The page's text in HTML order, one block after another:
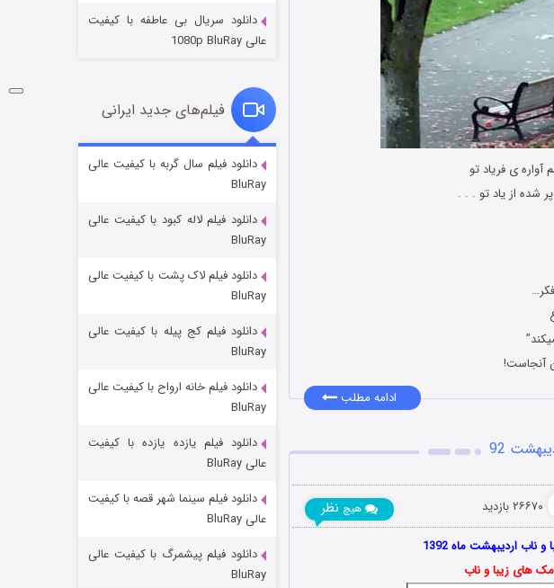
ی فریاد تو
شده از یاد تو . . .
آنجاست!
ادامه مطلب
۲۶۶۷۰ بازدید هیچ نظر
اردیبهشت ماه 1392
های زیبا و ناب
شوگر فصل ۲
قسمت
خاندان اژدها فصل ۳
دانلود سریال بی عاطفه با کیفیت
عالی 1080p BluRay
فیلم‌های جدید ایرانی
دانلود فیلم سال گربه با کیفیت عالی
BluRay
دانلود فیلم لاله کبود با کیفیت عالی
BluRay
دانلود فیلم لاک پشت با کیفیت عالی
BluRay
دانلود فیلم کج‌ پیله با کیفیت عالی
BluRay
دانلود فیلم خانه ارواح با کیفیت عالی
BluRay
دانلود فیلم یازده یازده با کیفیت
عالی BluRay
دانلود فیلم سینما شهر قصه با کیفیت
عالی BluRay
دانلود فیلم پیشمرگ با کیفیت عالی
BluRay